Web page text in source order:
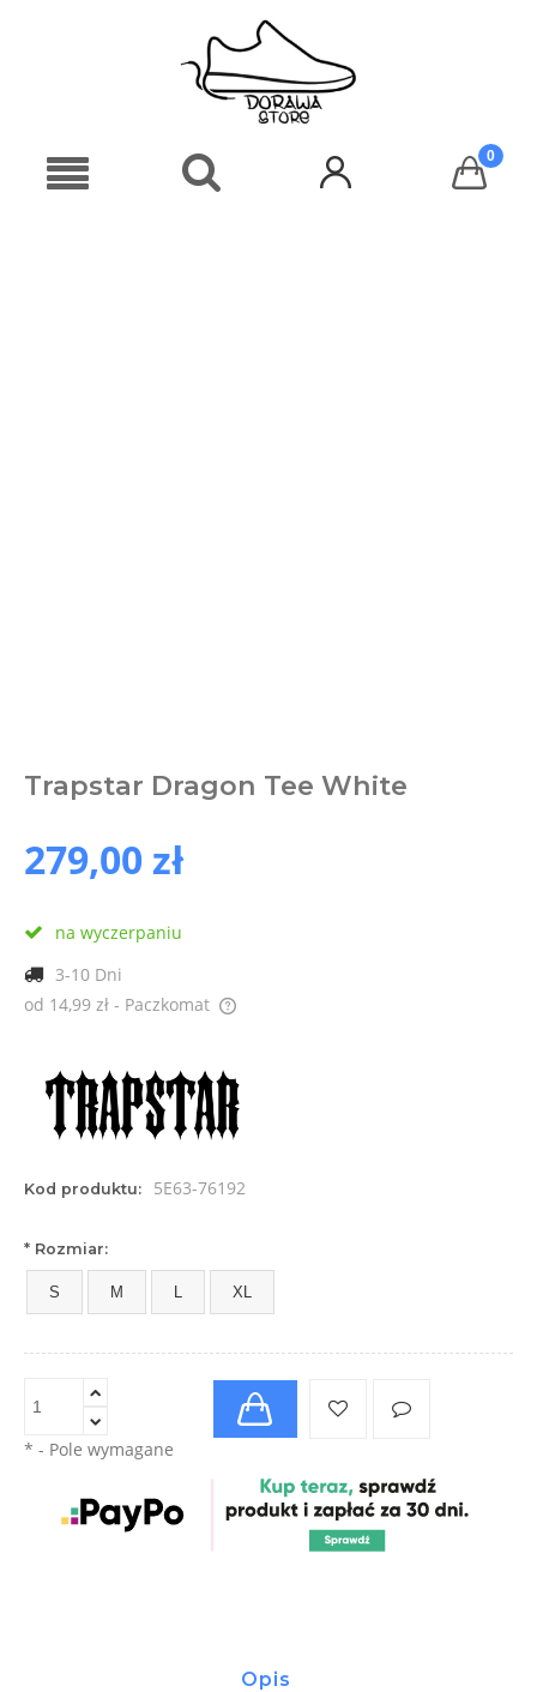
Trapstar Dragon Tee White
279,00 zł
na wyczerpaniu
3-10 Dni
od 14,99 zł - Paczkomat
Cena nie zawiera ewentualnych kosztów płatności
Kod produktu: 5E63-76192
* Rozmiar:
S M L XL
* - Pole wymagane
Opis